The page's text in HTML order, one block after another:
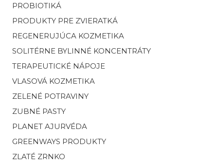
PROBIOTIKÁ
PRODUKTY PRE ZVIERATKÁ
REGENERUJÚCA KOZMETIKA
SOLITÉRNE BYLINNÉ KONCENTRÁTY
TERAPEUTICKÉ NÁPOJE
VLASOVÁ KOZMETIKA
ZELENÉ POTRAVINY
ZUBNÉ PASTY
PLANET AJURVÉDA
GREENWAYS PRODUKTY
ZLATÉ ZRNKO